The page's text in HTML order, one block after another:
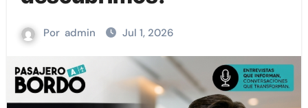
Por admin Jul 1, 2026